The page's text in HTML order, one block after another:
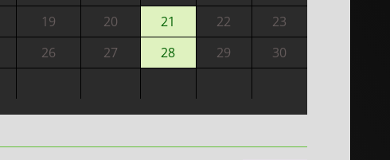
19 20 21 22
23
26 27 28 29
30